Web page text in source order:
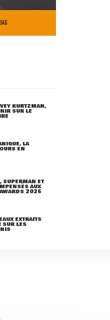
KURTZMAN,
SUR LE
LA
EN
SUPERMAN ET
AUX
2026
EXTRAITS
SUR LES